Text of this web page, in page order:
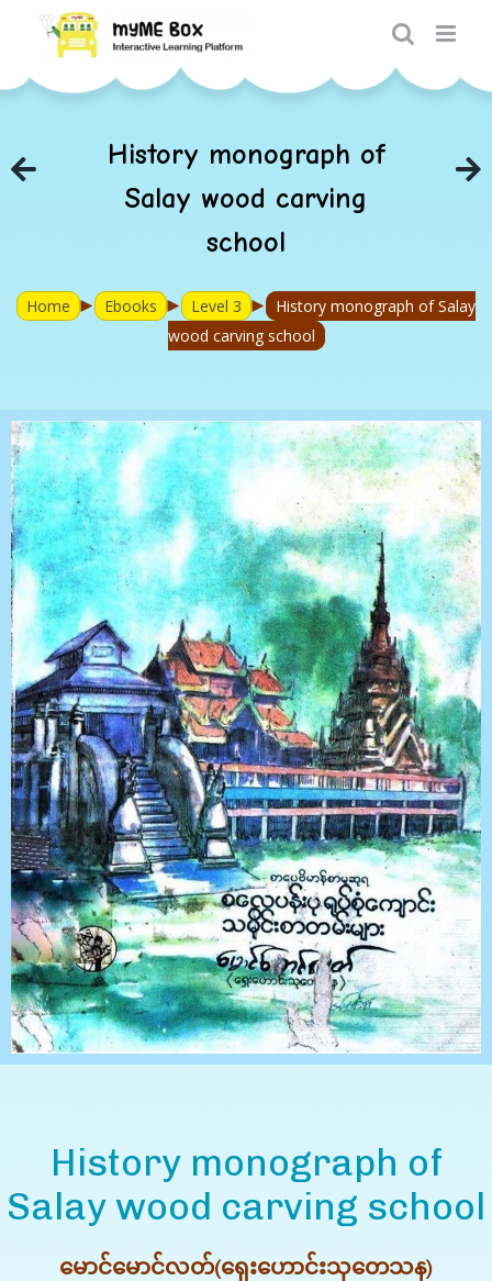
content
History monograph of
Salay wood carving
school
Home ► Ebooks ► Level 3 ► History monograph of Salay
wood carving school
History monograph of
Salay wood carving school
မောင်မောင်လတ်(ရှေးဟောင်းသုတေသန)